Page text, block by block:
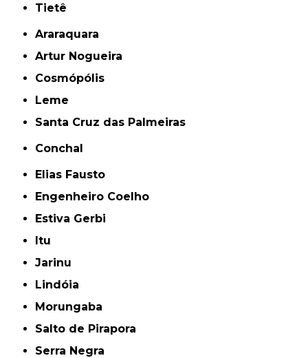
Tietê
Araraquara
Artur Nogueira
Cosmópólis
Leme
Santa Cruz das Palmeiras
Conchal
Elias Fausto
Engenheiro Coelho
Estiva Gerbi
Itu
Jarinu
Lindóia
Morungaba
Salto de Pirapora
Serra Negra